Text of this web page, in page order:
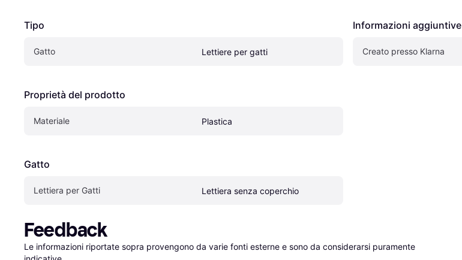
Tipo
Gatto Lettiere per gatti
Proprietà del prodotto
Materiale Plastica
Gatto
Lettiera per Gatti Lettiera senza coperchio
Informazioni aggiuntive
Creato presso Klarna
Feedback
Le informazioni riportate sopra provengono da varie fonti esterne e sono da considerarsi puramente